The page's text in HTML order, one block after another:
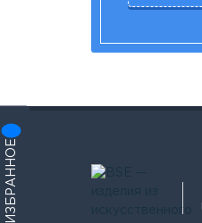
ИЗБРАННОЕ